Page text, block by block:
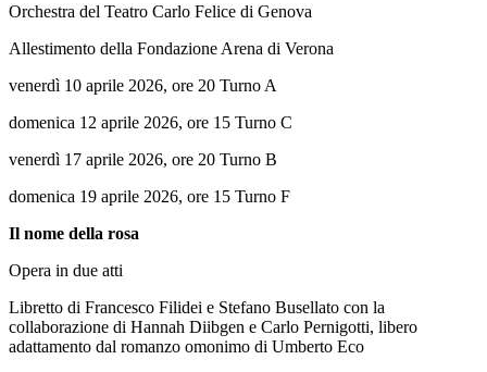
Orchestra del Teatro Carlo Felice di Genova
Allestimento della Fondazione Arena di Verona
venerdì 10 aprile 2026, ore 20 Turno A
domenica 12 aprile 2026, ore 15 Turno C
venerdì 17 aprile 2026, ore 20 Turno B
domenica 19 aprile 2026, ore 15 Turno F
Il nome della rosa
Opera in due atti
Libretto di Francesco Filidei e Stefano Busellato con la
collaborazione di Hannah Diibgen e Carlo Pernigotti, libero
adattamento dal romanzo omonimo di Umberto Eco